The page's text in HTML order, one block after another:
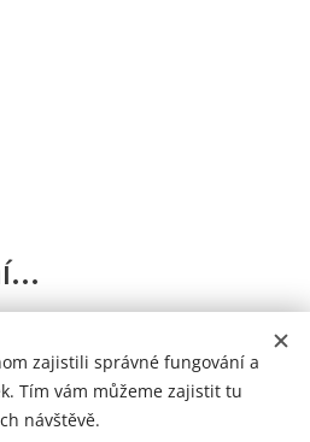
nebo fotovoltaiky.
zajistili správné fungování a
Tím vám můžeme zajistit tu
návštěvě.